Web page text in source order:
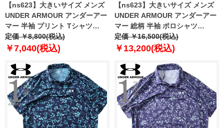
【ns623】大きいサイズ メンズ
UNDER ARMOUR アンダーアー
マー 半袖 プリント Tシャツ
CITY CLASSIC SS USA直輸入
6009326-008
定価 ￥8,800(税込)
￥7,040(税込)
【ns623】大きいサイズ メンズ
UNDER ARMOUR アンダーアー
マー 総柄 半袖 ポロシャツ
MATCHPLAY PRINTED POLO
USA直輸入 6009800-410
定価 ￥16,500(税込)
￥13,200(税込)